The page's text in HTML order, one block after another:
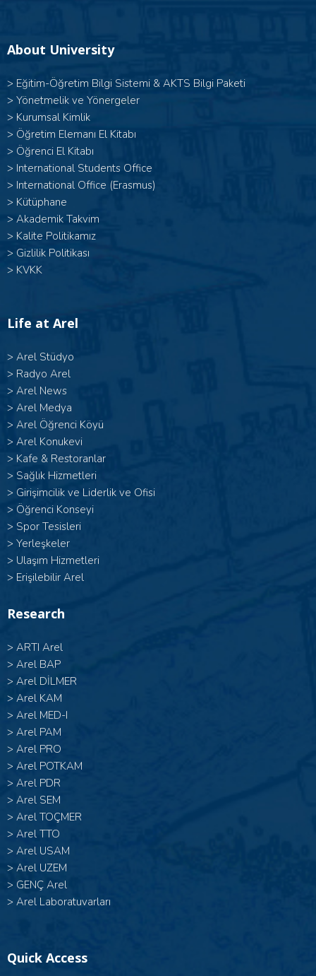
About University
> Eğitim-Öğretim Bilgi Sistemi & AKTS Bilgi Paketi
> Yönetmelik ve Yönergeler
> Kurumsal Kimlik
> Öğretim Elemanı El Kitabı
> Öğrenci El Kitabı
> International Students Office
> International Office (Erasmus)
> Kütüphane
> Akademik Takvim
> Kalite Politikamız
> Gizlilik Politikası
> KVKK
Life at Arel
> Arel Stüdyo
> Radyo Arel
> Arel News
> Arel Medya
> Arel Öğrenci Köyü
> Arel Konukevi
> Kafe & Restoranlar
> Sağlık Hizmetleri
> Girişimcilik ve Liderlik ve Ofisi
> Öğrenci Konseyi
> Spor Tesisleri
> Yerleşkeler
> Ulaşım Hizmetleri
> Erişilebilir Arel
Research
> ARTI Arel
> Arel BAP
> Arel DİLMER
> Arel KAM
> Arel MED-I
> Arel PAM
> Arel PRO
> Arel POTKAM
> Arel PDR
> Arel SEM
> Arel TOÇMER
> Arel TTO
> Arel USAM
> Arel UZEM
> GENÇ Arel
> Arel Laboratuvarları
Quick Access